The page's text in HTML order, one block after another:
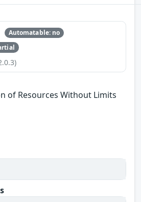
Automatable: no
of Resources Without Limits